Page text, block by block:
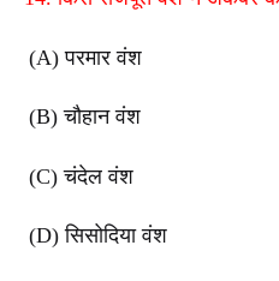
(A)परमार वंश
(B)चौहान वंश
(C)चंदेल वंश
(D)सिसोदिया वंश